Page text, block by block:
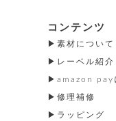
コンテンツ
素材について
レーベル紹介
amazon pay
修理補修
ラッピング